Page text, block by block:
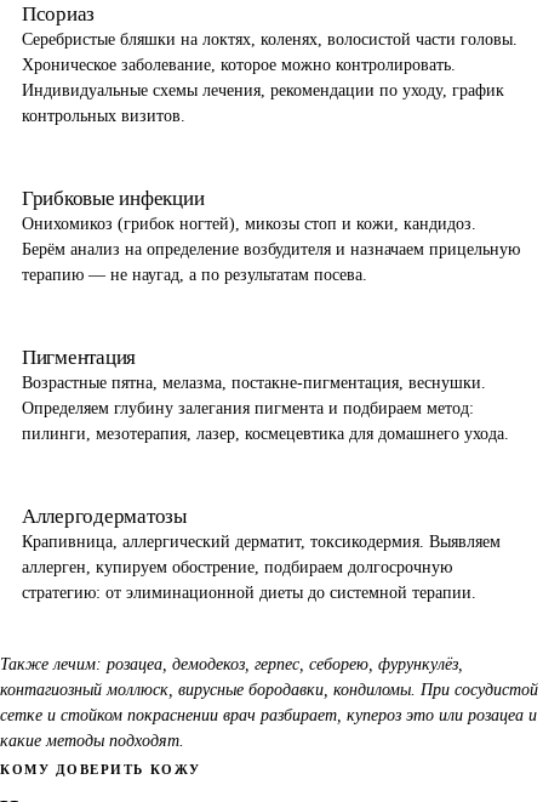
Псориаз
Серебристые бляшки на локтях, коленях, волосистой части головы.
Хроническое заболевание, которое можно контролировать.
Индивидуальные схемы лечения, рекомендации по уходу, график
контрольных визитов.
Грибковые инфекции
Онихомикоз (грибок ногтей), микозы стоп и кожи, кандидоз.
Берём анализ на определение возбудителя и назначаем прицельную
терапию — не наугад, а по результатам посева.
Пигментация
Возрастные пятна, мелазма, постакне-пигментация, веснушки.
Определяем глубину залегания пигмента и подбираем метод:
пилинги, мезотерапия, лазер, космецевтика для домашнего ухода.
Аллергодерматозы
Крапивница, аллергический дерматит, токсикодермия. Выявляем
аллерген, купируем обострение, подбираем долгосрочную
стратегию: от элиминационной диеты до системной терапии.
Также лечим: розацеа, демодекоз, герпес, себорею, фурункулёз,
контагиозный моллюск, вирусные бородавки, кондиломы. При сосудистой
сетке и стойком покраснении врач разбирает, купероз это или розацеа и
какие методы подходят.
КОМУ ДОВЕРИТЬ КОЖУ